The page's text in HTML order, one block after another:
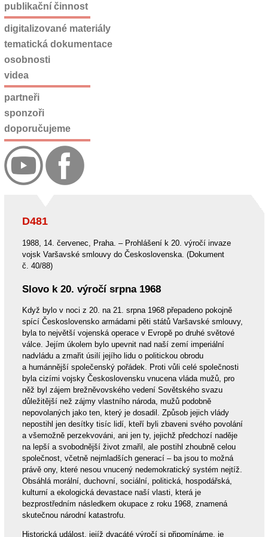
D481
1988, 14. červenec, Praha. – Prohlášení k 20. výročí invaze
vojsk Varšavské smlouvy do Československa. (Dokument
č. 40/88)
Slovo k 20. výročí srpna 1968
Když bylo v noci z 20. na 21. srpna 1968 přepadeno pokojně
spící Československo armádami pěti států Varšavské smlouvy,
byla to největší vojenská operace v Evropě po druhé světové
válce. Jejím úkolem bylo upevnit nad naší zemí imperiální
nadvládu a zmařit úsilí jejího lidu o politickou obrodu
a humánnější společenský pořádek. Proti vůli celé společnosti
byla cizími vojsky Československu vnucena vláda mužů, pro
něž byl zájem brežněvovského vedení Sovětského svazu
důležitější než zájmy vlastního národa, mužů podobně
nepovolaných jako ten, který je dosadil. Způsob jejich vlády
nepostihl jen desítky tisíc lidí, kteří byli zbaveni svého povolání
a všemožně perzekvováni, ani jen ty, jejichž předchozí naděje
na lepší a svobodnější život zmařil, ale postihl zhoubně celou
společnost, včetně nejmladších generací – ba jsou to možná
právě ony, které nesou vnucený nedemokratický systém nejtíž.
Obsáhlá morální, duchovní, sociální, politická, hospodářská,
kulturní a ekologická devastace naší vlasti, která je
bezprostředním následkem okupace z roku 1968, znamená
skutečnou národní katastrofu.
Historická událost, jejíž dvacáté výročí si připomínáme, je
publikační činnost
digitalizované materiály
tematická dokumentace
osobnosti
videa
partneři
sponzoři
doporučujeme